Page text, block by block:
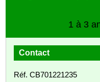
1 à 3
Contact
Réf. CB701221235